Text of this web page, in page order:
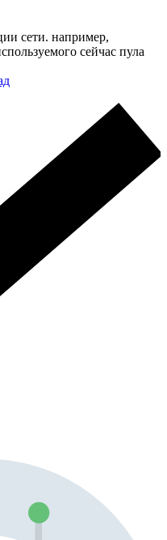
сети. например,
сейчас пула